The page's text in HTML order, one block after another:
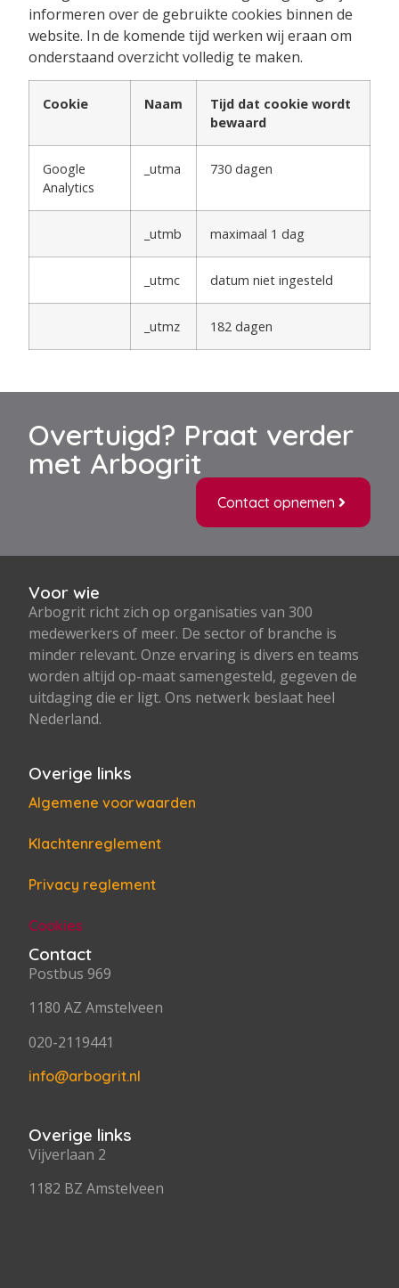
informeren over de gebruikte cookies binnen de
website. In de komende tijd werken wij eraan om
onderstaand overzicht volledig te maken.
Cookie Naam
Tijd dat cookie wordt
bewaard
Google
Analytics
_utma 730 dagen
_utmb maximaal 1 dag
_utmc datum niet ingesteld
_utmz 182 dagen
Overtuigd? Praat verder
met Arbogrit
Contact opnemen
Voor wie
Arbogrit richt zich op organisaties van 300
medewerkers of meer. De sector of branche is
minder relevant. Onze ervaring is divers en teams
worden altijd op-maat samengesteld, gegeven de
uitdaging die er ligt. Ons netwerk beslaat heel
Nederland.
Overige links
Algemene voorwaarden
Klachtenreglement
Privacy reglement
Cookies
Contact
Postbus 969
1180 AZ Amstelveen
020-2119441
info@arbogrit.nl
Overige links
Vijverlaan 2
1182 BZ Amstelveen